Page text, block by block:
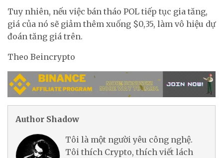
Tuy nhiên, nếu việc bán tháo POL tiếp tục gia tăng,
giá của nó sẽ giảm thêm xuống $0,35, làm vô hiệu dự
đoán tăng giá trên.
Theo Beincrypto
Author Shadow
Tôi là một người yêu công nghệ.
Tôi thích Crypto, thích viết lách